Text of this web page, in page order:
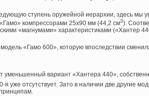
ступень оружейной иерархии, здесь мы
компрессорами 25х90 мм (44,2 см3).
«магнумами» характеристиками («Хантер
«Гамо 600», которую впоследствии
уменьшенный вариант «Хантера 440»,
я уже отсутствует. Зато в наличии две другие